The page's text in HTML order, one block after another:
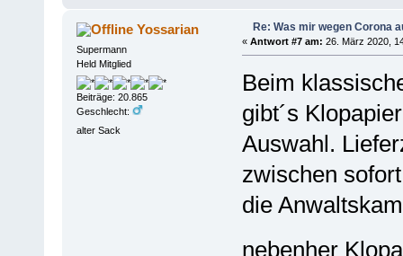
Yossarian
Supermann
Held Mitglied
Beiträge: 20.865
Geschlecht:
alter Sack
Re: Was mir wegen Corona
« Antwort #7 am: 26. März 2020,
Beim
gibt´s
Auswahl.
zwischen
die
nebenher